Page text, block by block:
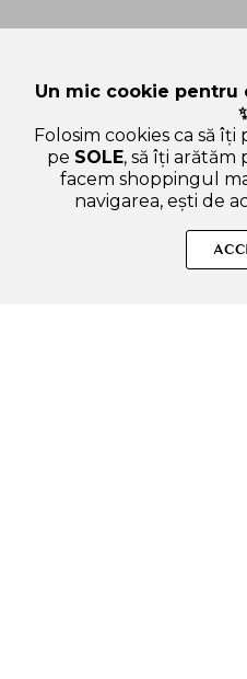
Produse autentice, conforme
Un mic cookie
Folosim cookies ca să
pe SOLE, să îți arătăm
facem shoppingul
navigarea, ești de